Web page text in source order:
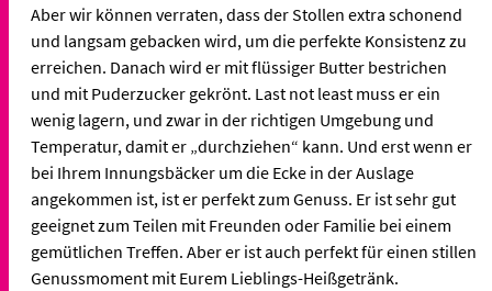
Aber wir können verraten, dass der Stollen extra schonend
und langsam gebacken wird, um die perfekte Konsistenz zu
erreichen. Danach wird er mit flüssiger Butter bestrichen
und mit Puderzucker gekrönt. Last not least muss er ein
wenig lagern, und zwar in der richtigen Umgebung und
Temperatur, damit er „durchziehen“ kann. Und erst wenn er
bei Ihrem Innungsbäcker um die Ecke in der Auslage
angekommen ist, ist er perfekt zum Genuss. Er ist sehr gut
geeignet zum Teilen mit Freunden oder Familie bei einem
gemütlichen Treffen. Aber er ist auch perfekt für einen stillen
Genussmoment mit Eurem Lieblings-Heißgetränk.